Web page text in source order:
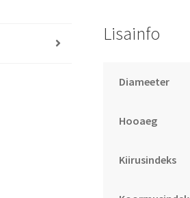
Lisainfo
Diameeter
Hooaeg
Kiirusindeks